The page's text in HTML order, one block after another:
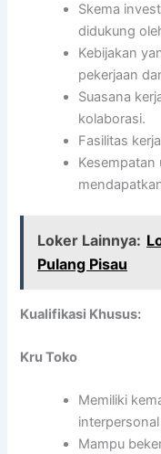
Skema
didukung
Kebijakan
pekerjaan
Suasana
kolaborasi.
Fasilitas
Loker Lainnya:
Pulang Pisau
Kualifikasi Khusus:
Kru Toko
Memiliki
Mampu